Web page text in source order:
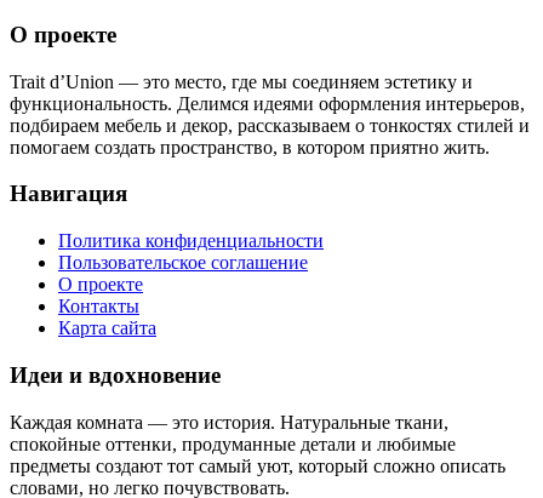
О проекте
Trait d’Union — это место, где мы соединяем эстетику и
функциональность. Делимся идеями оформления интерьеров,
подбираем мебель и декор, рассказываем о тонкостях стилей и
помогаем создать пространство, в котором приятно жить.
Навигация
Политика конфиденциальности
Пользовательское соглашение
О проекте
Контакты
Карта сайта
Идеи и вдохновение
Каждая комната — это история. Натуральные ткани,
спокойные оттенки, продуманные детали и любимые
предметы создают тот самый уют, который сложно описать
словами, но легко почувствовать.